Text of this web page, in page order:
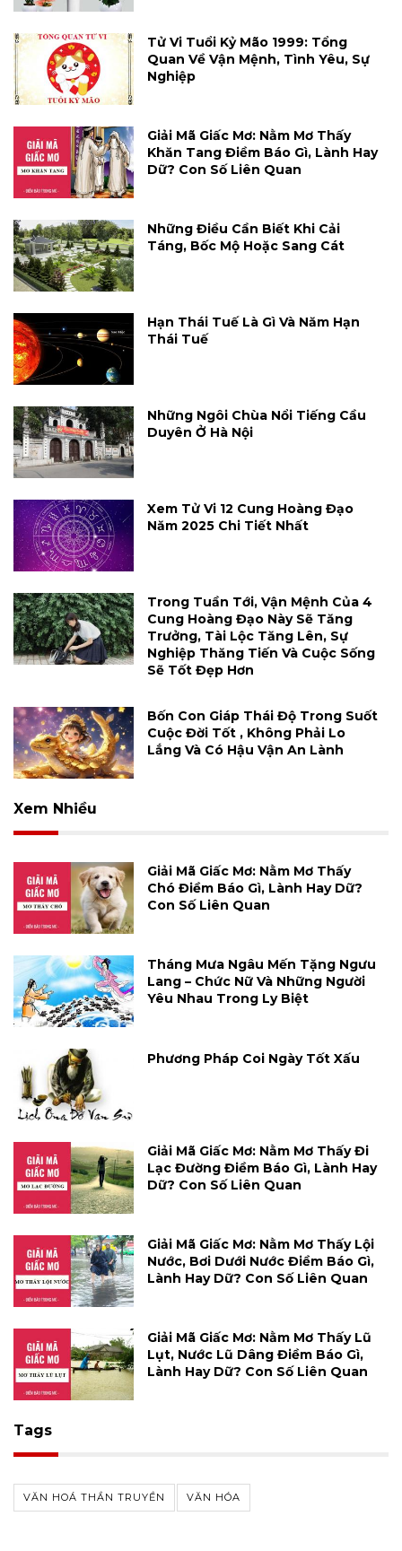
Tử Vi Tuổi Kỷ Mão 1999: Tổng
Quan Về Vận Mệnh, Tình Yêu, Sự
Nghiệp
Giải Mã Giấc Mơ: Nằm Mơ Thấy
Khăn Tang Điềm Báo Gì, Lành Hay
Dữ? Con Số Liên Quan
Những Điều Cần Biết Khi Cải
Táng, Bốc Mộ Hoặc Sang Cát
Hạn Thái Tuế Là Gì Và Năm Hạn
Thái Tuế
Những Ngôi Chùa Nổi Tiếng Cầu
Duyên Ở Hà Nội
Xem Tử Vi 12 Cung Hoàng Đạo
Năm 2025 Chi Tiết Nhất
Trong Tuần Tới, Vận Mệnh Của 4
Cung Hoàng Đạo Này Sẽ Tăng
Trưởng, Tài Lộc Tăng Lên, Sự
Nghiệp Thăng Tiến Và Cuộc Sống
Sẽ Tốt Đẹp Hơn
Bốn Con Giáp Thái Độ Trong Suốt
Cuộc Đời Tốt , Không Phải Lo
Lắng Và Có Hậu Vận An Lành
Xem Nhiều
Giải Mã Giấc Mơ: Nằm Mơ Thấy
Chó Điềm Báo Gì, Lành Hay Dữ?
Con Số Liên Quan
Tháng Mưa Ngâu Mến Tặng Ngưu
Lang – Chức Nữ Và Những Người
Yêu Nhau Trong Ly Biệt
Phương Pháp Coi Ngày Tốt Xấu
Giải Mã Giấc Mơ: Nằm Mơ Thấy Đi
Lạc Đường Điềm Báo Gì, Lành Hay
Dữ? Con Số Liên Quan
Giải Mã Giấc Mơ: Nằm Mơ Thấy Lội
Nước, Bơi Dưới Nước Điềm Báo Gì,
Lành Hay Dữ? Con Số Liên Quan
Giải Mã Giấc Mơ: Nằm Mơ Thấy Lũ
Lụt, Nước Lũ Dâng Điềm Báo Gì,
Lành Hay Dữ? Con Số Liên Quan
Tags
VĂN HOÁ THẦN TRUYỀN VĂN HÓA